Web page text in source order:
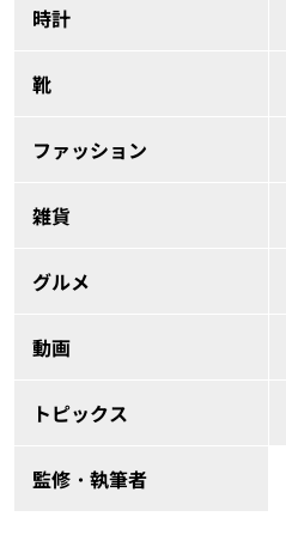
時計
靴
ファッション
雑貨
グルメ
動画
トピックス
監修・執筆者